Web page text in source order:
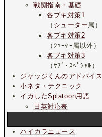
戦闘指南・基礎
各ブキ対策1
（ シューター 属）
各ブキ対策2
（ｼｭｰﾀｰ属以外）
各ブキ対策3
（ｻﾌﾞ･ｽﾍﾟｼｬﾙ）
ジャッジくんのアドバイス
小ネタ・テクニック
イカしたSplatoon用語
日英対応表
ハイカラニュース